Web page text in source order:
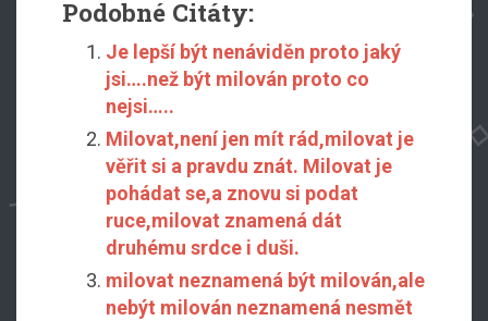
Podobné Citáty:
Je lepší být nenáviděn proto jaký
jsi….než být milován proto co
nejsi…..
Milovat,není jen mít rád,milovat je
věřit si a pravdu znát. Milovat je
pohádat se,a znovu si podat
ruce,milovat znamená dát
druhému srdce i duši.
milovat neznamená být milován,ale
nebýt milován neznamená nesmět